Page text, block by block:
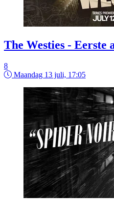
The Westies - Eerste
8
Maandag 13 juli, 17:05